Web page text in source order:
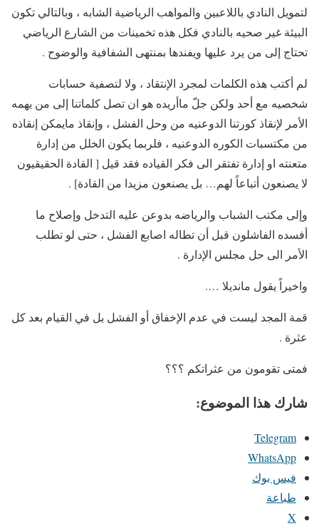
لتمويل النادي باللاعبين والمواهب الرياضية الشابه ، وبالتالي تكون
البيئة غير صحيه بالنادي فكل هذه تخمينات من الشارع الرياضي
تحتاج إلى من يرد عليها ويفندها بمنتهى الشفافية والوضوح .
لم أكتب هذه الكلمات لمجرد الإنتقاد ، ولا لتصفية حسابات
شخصيه مع أحد ولكن جلّ ماأريده هو ان تصل كلماتنا إلى من يهمه
الأمر لإنقاذ كورتنا الدوعنيه من وحل الفشل ، وإنقاذ مايمكن إنقاذه
من مكتسبات الكوره الدوعنيه ، فلربما يكون الخلل من إدارة
متعنته او إدارة تفتقر الى فكر القياده فقد قيل [ القادة الحقيقيون
لا يصنعون أتباعاً لهم… بل يصنعون مزيدا من القادة] .
وإلى مكتب الشباب والرياضه بدوعن عليه التدخل وإصلاح ما
أفسده الفاشلون قبل أن تطاله اصابع الفشل ، حتى لو تطلب
الأمر الى حل مجلس الإدارة .
واخيراً يقول مانديلا ….
قمة المجد ليست في عدم الإخفاق أو الفشل بل في القيام بعد كل
عثرة .
فمتى تقومون من عثراتكم ؟؟؟
شارك هذا الموضوع:
Telegram
WhatsApp
فيس بوك
طباعة
X